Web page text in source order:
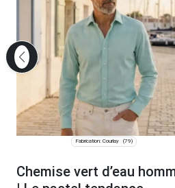
Fabrication: Courlay (79)
Chemise vert d’eau